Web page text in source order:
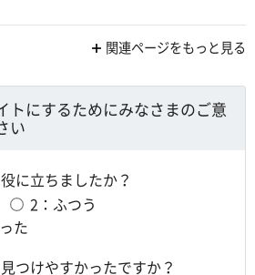
関連ページをもっと見る
トにするためにみなさまのご意
い
に立ちましたか？
2：ふつう
た
つけやすかったですか？